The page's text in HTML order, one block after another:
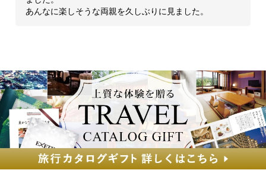
あんなに楽しそうな両親を久しぶりに見ました。